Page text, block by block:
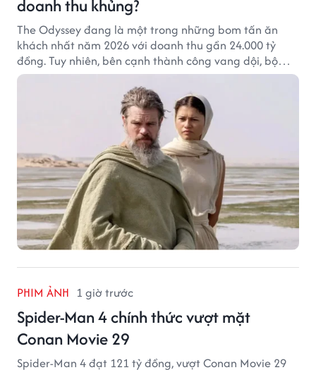
doanh thu khủng?
The Odyssey đang là một trong những bom tấn ăn
khách nhất năm 2026 với doanh thu gần 24.000 tỷ
đồng. Tuy nhiên, bên cạnh thành công vang dội, bộ
phim của Christopher Nolan cũng vấp phải không ít
tranh cãi từ khán giả.
PHIM ẢNH 1 giờ trước
Spider-Man 4 chính thức vượt mặt
Conan Movie 29
Spider-Man 4 đạt 121 tỷ đồng, vượt Conan Movie 29